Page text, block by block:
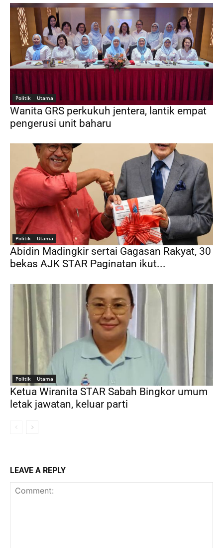
Politik Utama
Wanita GRS perkukuh jentera, lantik empat
pengerusi unit baharu
Politik Utama
Abidin Madingkir sertai Gagasan Rakyat, 30
bekas AJK STAR Paginatan ikut...
Politik Utama
Ketua Wiranita STAR Sabah Bingkor umum
letak jawatan, keluar parti
LEAVE A REPLY